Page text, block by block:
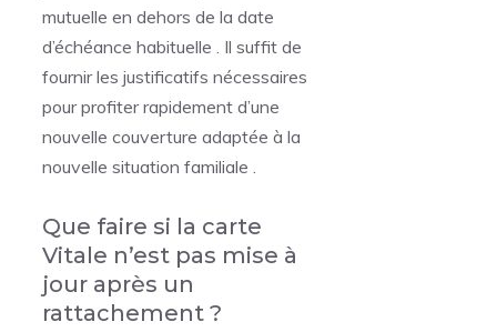
mutuelle en dehors de la date
d’échéance habituelle . Il suffit de
fournir les justificatifs nécessaires
pour profiter rapidement d’une
nouvelle couverture adaptée à la
nouvelle situation familiale .
Que faire si la carte
Vitale n’est pas mise à
jour après un
rattachement ?